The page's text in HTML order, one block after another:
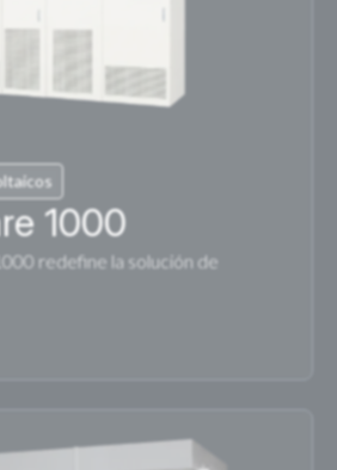
1000
redefine la solución de